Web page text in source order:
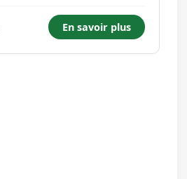
et après chaque tournée
de la réglementation du
En savoir plus